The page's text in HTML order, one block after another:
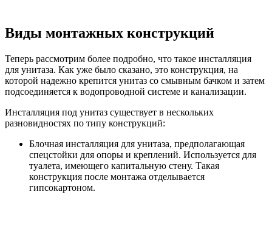
Виды монтажных конструкций
Теперь рассмотрим более подробно, что такое инсталляция
для унитаза. Как уже было сказано, это конструкция, на
которой надежно крепится унитаз со смывным бачком и затем
подсоединяется к водопроводной системе и канализации.
Инсталляция под унитаз существует в нескольких
разновидностях по типу конструкций:
Блочная инсталляция для унитаза, предполагающая
спецстойки для опоры и креплений. Используется для
туалета, имеющего капитальную стену. Такая
конструкция после монтажа отделывается
гипсокартоном.